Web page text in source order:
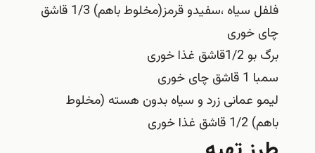
فلفل سیاه ،سفیدو قرمز(مخلوط باهم) 1/3 قاشق
چای خوری
برگ بو 1/2قاشق غذا خوری
سمبا 1 قاشق چای خوری
لیمو عمانی زرد و سیاه بدون هسته (مخلوط
باهم) 1/2 قاشق غذا خوری